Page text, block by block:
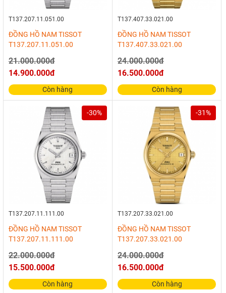
T137.207.11.051.00
ĐỒNG HỒ NAM TISSOT
T137.207.11.051.00
21.000.000đ
14.900.000đ
Còn hàng
T137.407.33.021.00
ĐỒNG HỒ NAM TISSOT
T137.407.33.021.00
24.000.000đ
16.500.000đ
Còn hàng
-30%
T137.207.11.111.00
ĐỒNG HỒ NAM TISSOT
T137.207.11.111.00
22.000.000đ
15.500.000đ
Còn hàng
-31%
T137.207.33.021.00
ĐỒNG HỒ NAM TISSOT
T137.207.33.021.00
24.000.000đ
16.500.000đ
Còn hàng